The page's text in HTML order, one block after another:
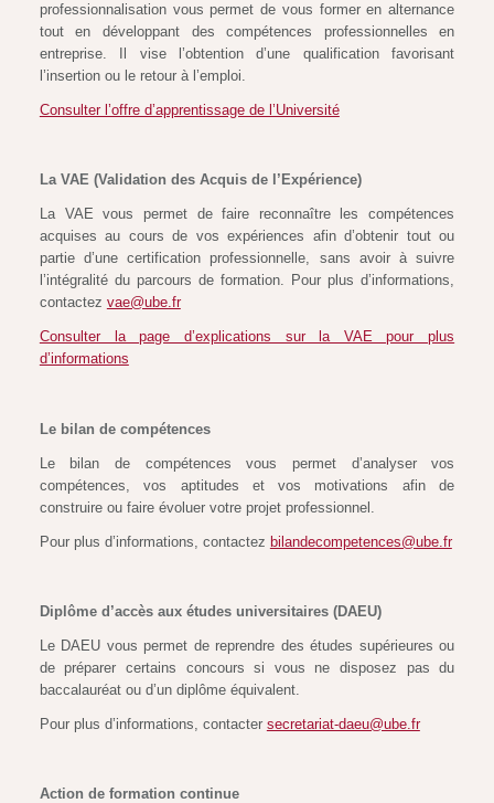
professionnalisation vous permet de vous former en alternance
tout en développant des compétences professionnelles en
entreprise. Il vise l’obtention d’une qualification favorisant
l’insertion ou le retour à l’emploi.
Consulter l’offre d’apprentissage de l’Université
La VAE (Validation des Acquis de l’Expérience)
La VAE vous permet de faire reconnaître les compétences
acquises au cours de vos expériences afin d’obtenir tout ou
partie d’une certification professionnelle, sans avoir à suivre
l’intégralité du parcours de formation. Pour plus d’informations,
contactez vae@ube.fr
Consulter la page d’explications sur la VAE pour plus
d’informations
Le bilan de compétences
Le bilan de compétences vous permet d’analyser vos
compétences, vos aptitudes et vos motivations afin de
construire ou faire évoluer votre projet professionnel.
Pour plus d’informations, contactez bilandecompetences@ube.fr
Diplôme d’accès aux études universitaires (DAEU)
Le DAEU vous permet de reprendre des études supérieures ou
de préparer certains concours si vous ne disposez pas du
baccalauréat ou d’un diplôme équivalent.
Pour plus d’informations, contacter secretariat-daeu@ube.fr
Action de formation continue